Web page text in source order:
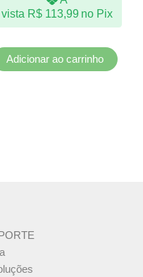
vista R$113,99 no Pix
Adicionar ao carrinho